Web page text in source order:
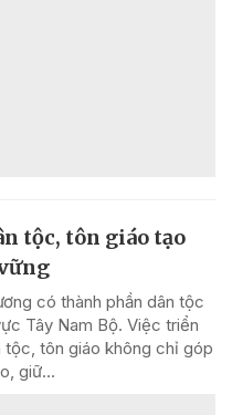
tộc, tôn giáo tạo
có thành phần dân tộc
Tây Nam Bộ. Việc triển
tôn giáo không chỉ góp
giữ...